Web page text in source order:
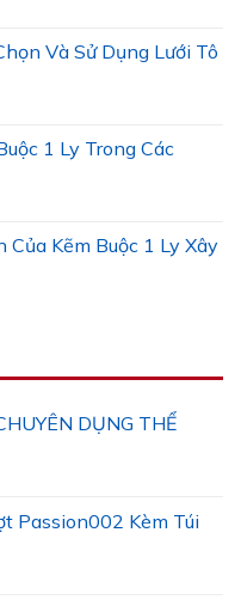
Và Sử Dụng Lưới Tô
1 Ly Trong Các
Kẽm Buộc 1 Ly Xây
DỤNG THỂ
Passion002 Kèm Túi